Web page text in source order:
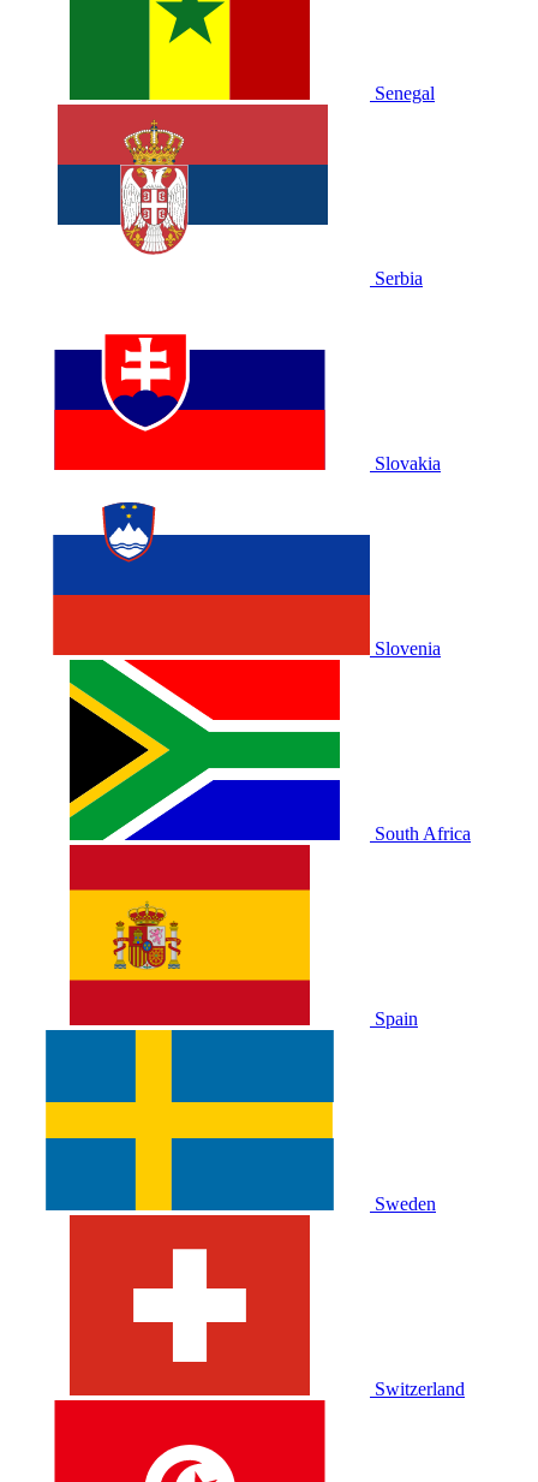
Senegal
Serbia
Slovakia
Slovenia
South Africa
Spain
Sweden
Switzerland